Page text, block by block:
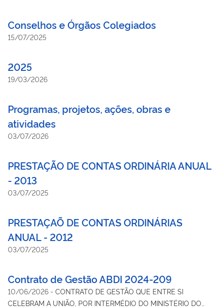
Conselhos e Órgãos Colegiados
15/07/2025
2025
19/03/2026
Programas, projetos, ações, obras e
atividades
03/07/2026
PRESTAÇÃO DE CONTAS ORDINÁRIA ANUAL
- 2013
03/07/2025
PRESTAÇAÕ DE CONTAS ORDINÁRIAS
ANUAL - 2012
03/07/2025
Contrato de Gestão ABDI 2024-209
10/06/2026 - CONTRATO DE GESTÃO QUE ENTRE SI
CELEBRAM A UNIÃO, POR INTERMÉDIO DO MINISTÉRIO DO